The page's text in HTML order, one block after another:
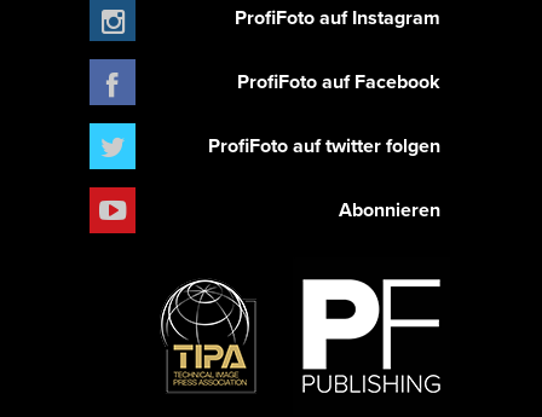
ProfiFoto auf Instagram
ProfiFoto auf Facebook
ProfiFoto auf twitter folgen
Abonnieren